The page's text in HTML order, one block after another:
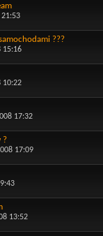
???
15:16
10:22
17:32
?
17:09
13:52